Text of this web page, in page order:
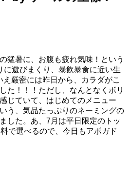
猛暑に、お腹も疲れ気味！という
に遊びまくり、暴飲暴食に近い生
厳密には昨日から、カラダがこ
た！！！ただし、なんとなくボリ
じていて、はじめてのメニュー
う、気品たっぷりのネーミングの
した。あ、7月は平日限定のトッ
で選べるので、今日もアボガド